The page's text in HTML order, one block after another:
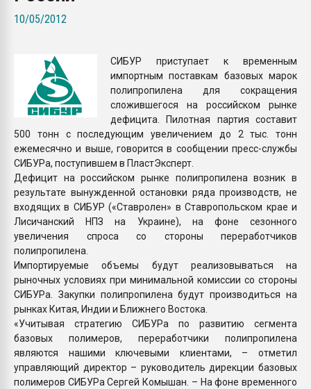
ПЕРЕЙТИ НА
10/05/2012
СИБУР приступает к временным
импортным поставкам базовых марок
полипропилена для сокращения
сложившегося на российском рынке
дефицита. Пилотная партия составит
500 тонн с последующим увеличением до 2 тыс. тонн
ежемесячно и выше, говорится в сообщении пресс-службы
СИБУРа, поступившем в ПластЭксперт.
Дефицит на российском рынке полипропилена возник в
результате вынужденной остановки ряда производств, не
входящих в СИБУР («Ставролен» в Ставропольском крае и
Лисичанский НПЗ на Украине), на фоне сезонного
увеличения спроса со стороны переработчиков
полипропилена.
Импортируемые объемы будут реализовываться на
рыночных условиях при минимальной комиссии со стороны
СИБУРа. Закупки полипропилена будут производиться на
рынках Китая, Индии и Ближнего Востока.
«Учитывая стратегию СИБУРа по развитию сегмента
базовых полимеров, переработчики полипропилена
являются нашими ключевыми клиентами, – отметил
управляющий директор – руководитель дирекции базовых
полимеров СИБУРа Сергей Комышан. – На фоне временного